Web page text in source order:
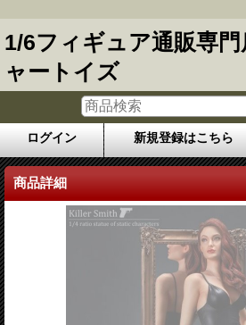
1/6フィギュア通販専
ャートイズ
ログイン 新規登録はこちら
商品詳細